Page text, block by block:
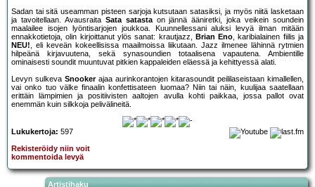
Sadan tai sitä useamman pisteen sarjoja kutsutaan satasiksi, ja myös niitä lasketaan
ja tavoitellaan. Avausraita Sata satastaon jännä ääniretki, joka veikein soundein
maalailee isojen lyöntisarjojen joukkoa. Kuunnellessani aluksi levyä ilman mitään
ennakkotietoja, olin kirjoittanut ylös sanat: krautjazz, Brian Eno, karibialainen fiilis ja
NEU!, eli keveän kokeellisissa maailmoissa liikutaan. Jazz ilmenee lähinnä rytmien
hilpeänä kirjavuutena, sekä synasoundien totaalisena vapautena. Ambientille
ominaisesti soundit muuntuvat pitkien kappaleiden eläessä ja kehittyessä alati.
Levyn sulkeva Snookerajaa aurinkorantojen kitarasoundit peililaseistaan kimallellen,
vai onko tuo välke finaalin konfettisateen luomaa? Niin tai näin, kuulijaa saatellaan
erittäin lämpimien ja positiivisten aaltojen avulla kohti paikkaa, jossa pallot ovat
enemmän kuin silkkoja pelivälineitä.
Lukukertoja: 597
Rekisteröidy niin voit
kommentoida levyä
Artistihaku